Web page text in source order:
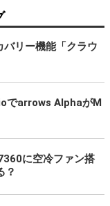
リー機能「クラウ
でarrows AlphaがM
に空冷ファン搭
？